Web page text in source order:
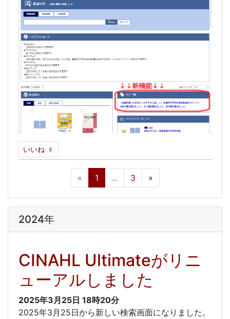
いいね 8
« 1 ... 3 »
2024年
CINAHL Ultimateがリニ
ューアルしました
2025年3月25日 18時20分
2025年3月25日から新しい検索画面になりました。